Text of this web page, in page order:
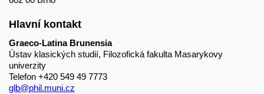
Hlavní kontakt
Graeco-Latina Brunensia
Ústav klasických studií, Filozofická fakulta Masarykovy
univerzity
Telefon +420 549 49 7773
glb@phil.muni.cz